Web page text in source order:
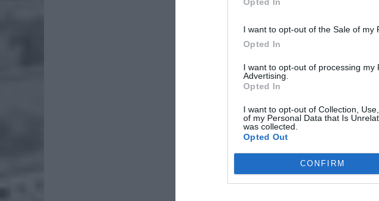
I want to opt-out of the Sale of my
Opted In
I want to opt-out of processing my
Advertising.
Opted In
I want to opt-out of Collection,
of my Personal Data that Is
was collected.
Opted Out
CONFIRM
ZOBACZ RÓWNIEŻ:
Nawet 3600 zł
rodziców dzieci do 3. roku
7 sierpnia 2026 19:29
ZUS podniesie próg 500
wynieść wypłata przy